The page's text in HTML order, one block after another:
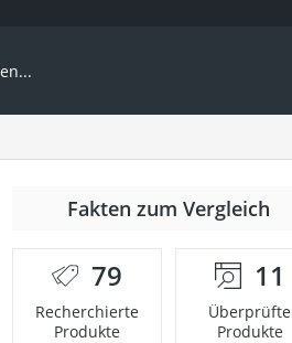
Fakten zum Vergleich
79
Recherchierte
Produkte
11
Überprüfte
Produkte